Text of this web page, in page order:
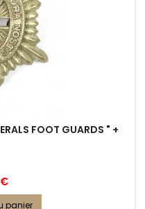
FOOT GUARDS " +
panier